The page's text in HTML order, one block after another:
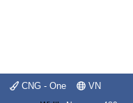
CNG - One VN